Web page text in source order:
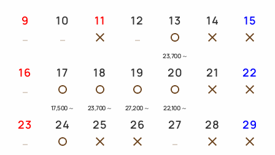
9 10 11 12 13
23,700 ～
14 15
16 17
17,500 ～
18
23,700 ～
19
27,200 ～
20
22,100 ～
21 22
23 24 25 26 27 28 29